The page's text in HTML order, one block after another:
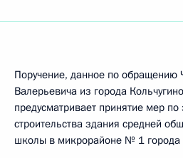
Поручение, данное по обращению
Валерьевича из города
предусматривает принятие мер
строительства здания средней
школы в микрорайоне № 1 города